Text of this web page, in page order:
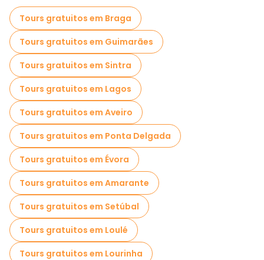
Passeios autoguiados em Faro
Passeios a pé noturnos gratuitos em Faro
Passeios de bicicleta em Faro
Passeios gratuitos perto Arco da Vila
Passeios gratuitos perto Faro Marina
Passeios gratuitos perto Porta Nova
Tours gratuitos em Braga
Tours gratuitos em Guimarães
Tours gratuitos em Sintra
Tours gratuitos em Lagos
Tours gratuitos em Aveiro
Tours gratuitos em Ponta Delgada
Tours gratuitos em Évora
Tours gratuitos em Amarante
Tours gratuitos em Setúbal
Tours gratuitos em Loulé
Tours gratuitos em Lourinha